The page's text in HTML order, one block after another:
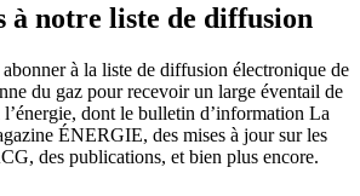
à notre liste de diffusion
à la liste de diffusion électronique de
du gaz pour recevoir un large éventail de
dont le bulletin d’information La
ÉNERGIE, des mises à jour sur les
des publications, et bien plus encore.